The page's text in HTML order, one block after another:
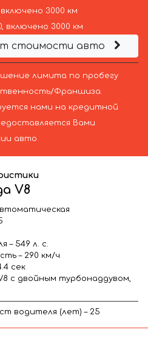
включено 3000 км
включено 3000 км
стоимости авто
лимита по пробегу
Франшиза.
нами на кредитной
Вами
авто.
V8
– 549 л. с.
– 290 км/ч
сек
с двойным турбонаддувом,
водителя (лет) – 25